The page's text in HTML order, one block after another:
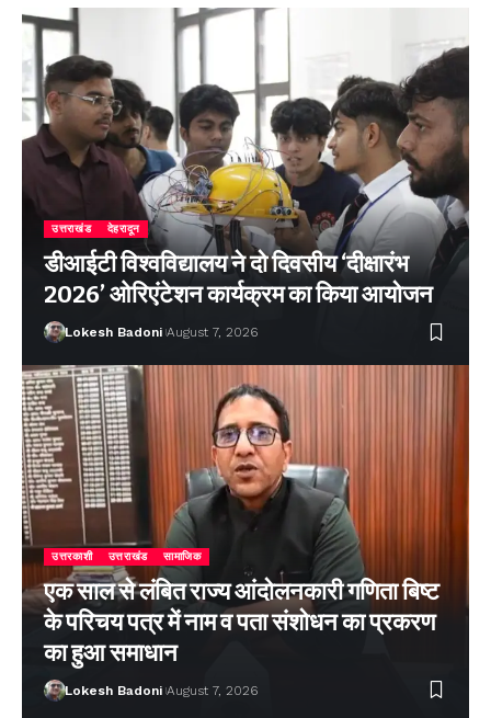
उत्तराखंड देहरादून
डीआईटी विश्वविद्यालय ने दो दिवसीय ‘दीक्षारंभ
2026’ ओरिएंटेशन कार्यक्रम का किया आयोजन
Lokesh Badoni August 7, 2026
उत्तरकाशी उत्तराखंड सामाजिक
एक साल से लंबित राज्य आंदोलनकारी गणिता बिष्ट
के परिचय पत्र में नाम व पता संशोधन का प्रकरण
का हुआ समाधान
Lokesh Badoni August 7, 2026